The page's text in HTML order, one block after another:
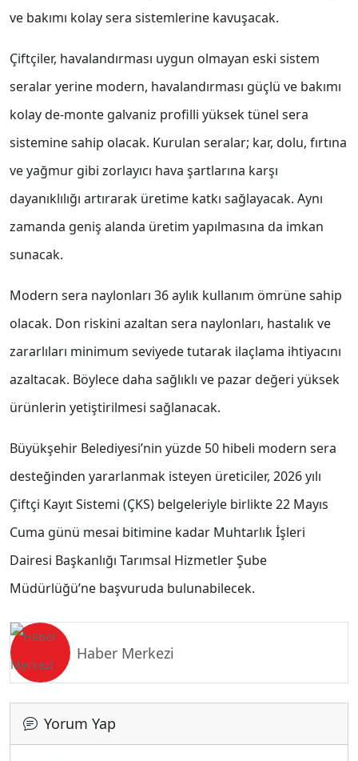
ve bakımı kolay sera sistemlerine kavuşacak.
Çiftçiler, havalandırması uygun olmayan eski sistem
seralar yerine modern, havalandırması güçlü ve bakımı
kolay de-monte galvaniz profilli yüksek tünel sera
sistemine sahip olacak. Kurulan seralar; kar, dolu, fırtına
ve yağmur gibi zorlayıcı hava şartlarına karşı
dayanıklılığı artırarak üretime katkı sağlayacak. Aynı
zamanda geniş alanda üretim yapılmasına da imkan
sunacak.
Modern sera naylonları 36 aylık kullanım ömrüne sahip
olacak. Don riskini azaltan sera naylonları, hastalık ve
zararlıları minimum seviyede tutarak ilaçlama ihtiyacını
azaltacak. Böylece daha sağlıklı ve pazar değeri yüksek
ürünlerin yetiştirilmesi sağlanacak.
Büyükşehir Belediyesi’nin yüzde 50 hibeli modern sera
desteğinden yararlanmak isteyen üreticiler, 2026 yılı
Çiftçi Kayıt Sistemi (ÇKS) belgeleriyle birlikte 22 Mayıs
Cuma günü mesai bitimine kadar Muhtarlık İşleri
Dairesi Başkanlığı Tarımsal Hizmetler Şube
Müdürlüğü’ne başvuruda bulunabilecek.
Haber Merkezi
Yorum Yap